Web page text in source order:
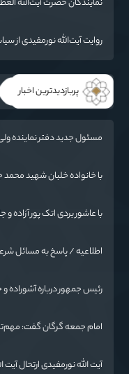
روایت آیت‌الله نورمفیدی از
پربازدیدترین اخبار
مسئول جدید دفتر نماینده
با خانواده خلبان شهید محمد
با عاشور بردی اتک پور آزاده
اطلاعیه / پاسخ به مسائل
رئیس جمهور درباره آشوراده
امام جمعه گرگان گفت:
ایران اسلامی است.
آیت الله نورمفیدی ارتحال